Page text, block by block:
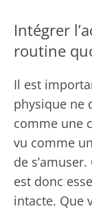
Intégrer
routine
Il est
physique ne
comme une
vu comme
de
est donc
intacte. Que